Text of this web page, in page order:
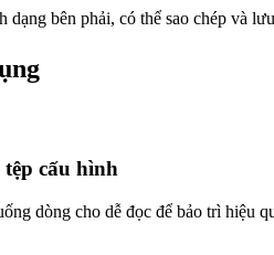
dạng bên phải, có thể sao chép và lưu
cấu hình
dòng cho dễ đọc để bảo trì hiệu